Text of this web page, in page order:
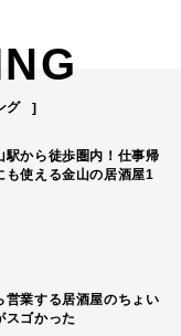
グ
駅から徒歩圏内！仕事帰
も使える金山の居酒屋1
営業する居酒屋のちょい
スゴかった